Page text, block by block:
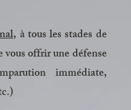
à tous les stades de
offrir une défense
immédiate,